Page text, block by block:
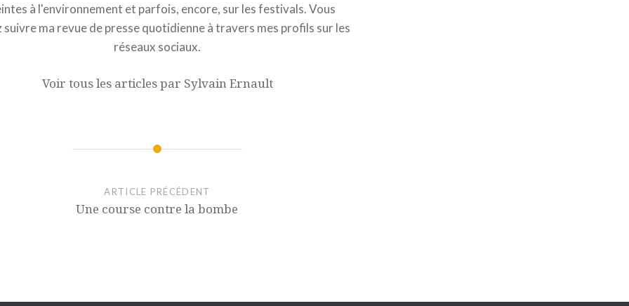
à l'environnement et parfois, encore, sur les festivals. Vous
suivre ma revue de presse quotidienne à travers mes profils sur les
réseaux sociaux.
Voir tous les articles par Sylvain Ernault
ARTICLE PRÉCÉDENT
Une course contre la bombe